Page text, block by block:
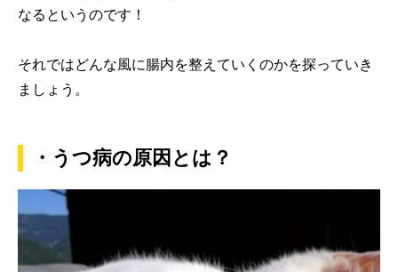
なるというのです！
それではどんな風に腸内を整えていくのかを探っていき
ましょう。
・うつ病の原因とは？